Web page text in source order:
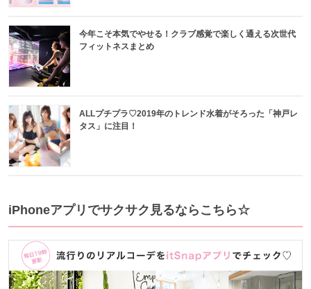
今年こそ本気でやせる！クラブ感覚で楽しく通える次世代
フィットネスまとめ
ALLプチプラ♡2019年のトレンド水着がそろった「神戸レ
タス」に注目！
iPhoneアプリでサクサク見るならこちら☆